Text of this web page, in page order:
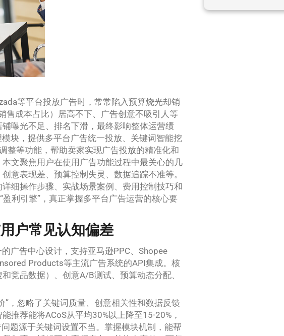
等平台投放广告时，常常陷入预算烧光却销
售成本占比）居高不下、广告创意不吸引人等
曝光不足、排名下滑，最终影响整体运营绩
块，提供多平台广告统一投放、关键词智能挖
整等功能，帮助卖家实现广告投放的精准化和
文聚焦用户在使用广告功能过程中最关心的几
意表现差、预算控制失灵、数据追踪不准等。
细操作步骤、实战场景案例、费用控制技巧和
利引擎”，真正掌握多平台广告运营的核心要
户常见认知偏差
广告中心设计，支持亚马逊PPC、Shopee
Products等主流广告系统的API集成。核
竞品数据）、创意A/B测试、预算动态分配、
，忽略了关键词质量、创意相关性和数据反馈
推荐能将ACoS从平均30%以上降至15-20%，
题源于关键词设置不当。掌握模块机制，能帮